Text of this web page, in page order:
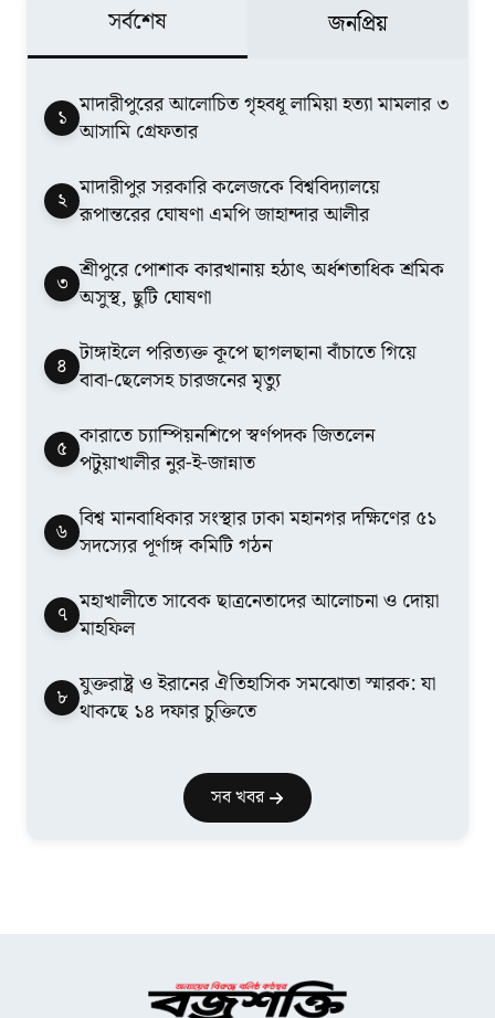
সর্বশেষ জনপ্রিয়
১ মাদারীপুরের আলোচিত গৃহবধূ লামিয়া হত্যা মামলার ৩
আসামি গ্রেফতার
২ মাদারীপুর সরকারি কলেজকে বিশ্ববিদ্যালয়ে
রূপান্তরের ঘোষণা এমপি জাহান্দার আলীর
৩ শ্রীপুরে পোশাক কারখানায় হঠাৎ অর্ধশতাধিক শ্রমিক
অসুস্থ, ছুটি ঘোষণা
৪ টাঙ্গাইলে পরিত্যক্ত কূপে ছাগলছানা বাঁচাতে গিয়ে
বাবা-ছেলেসহ চারজনের মৃত্যু
৫ কারাতে চ্যাম্পিয়নশিপে স্বর্ণপদক জিতলেন
পটুয়াখালীর নুর-ই-জান্নাত
৬ বিশ্ব মানবাধিকার সংস্থার ঢাকা মহানগর দক্ষিণের ৫১
সদস্যের পূর্ণাঙ্গ কমিটি গঠন
৭ মহাখালীতে সাবেক ছাত্রনেতাদের আলোচনা ও দোয়া
মাহফিল
৮ যুক্তরাষ্ট্র ও ইরানের ঐতিহাসিক সমঝোতা স্মারক: যা
থাকছে ১৪ দফার চুক্তিতে
সব খবর